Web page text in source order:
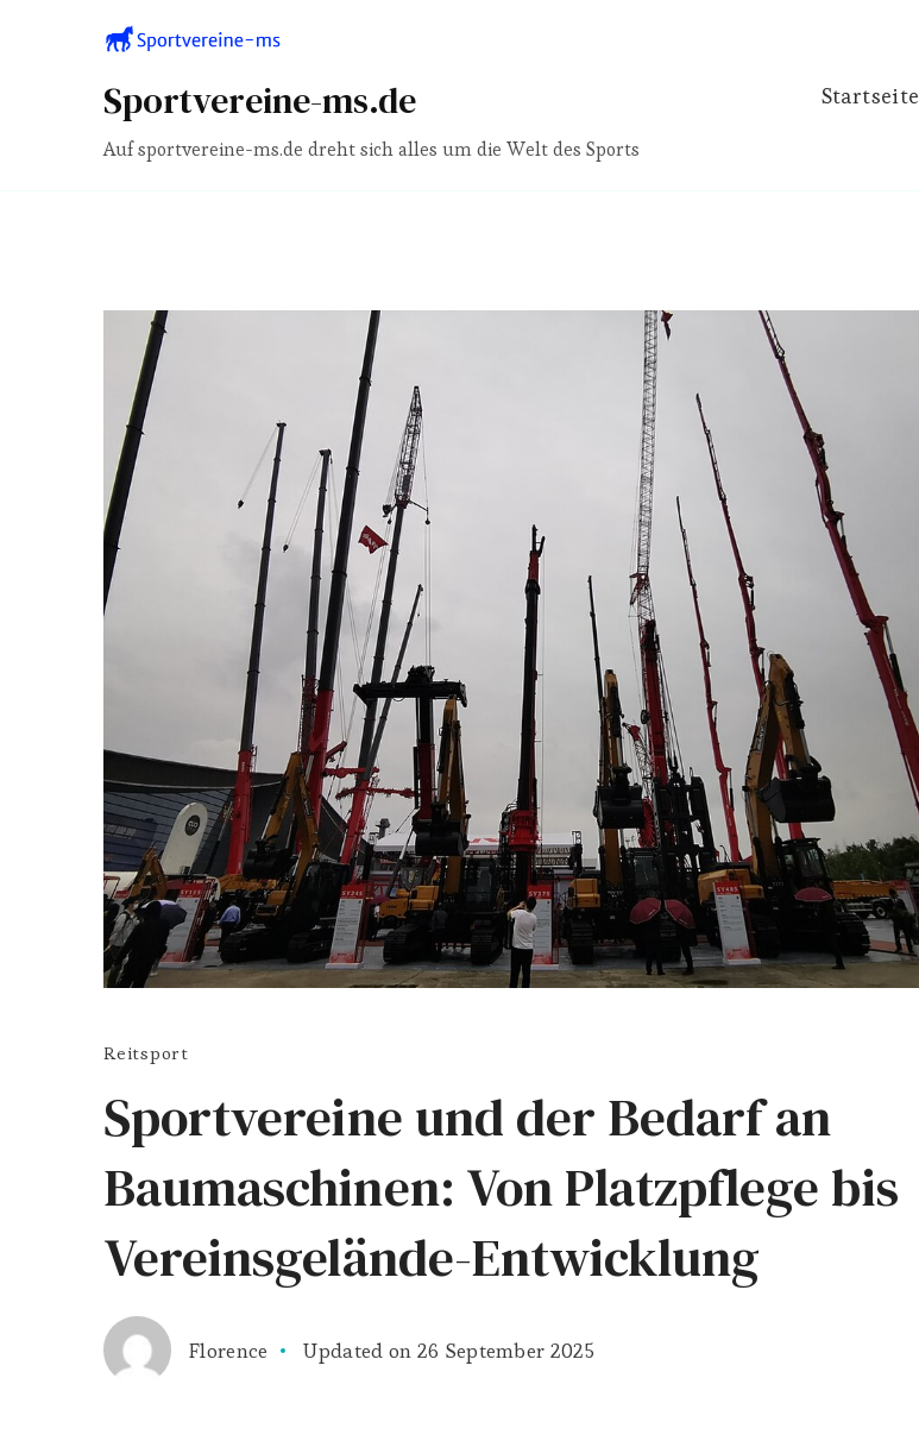
Sportvereine-ms.de
Auf sportvereine-ms.de dreht sich alles um die Welt des Sports
Startseite
Reitsport
Sportvereine und der Bedarf an
Baumaschinen: Von Platzpflege bis
Vereinsgelände-Entwicklung
Florence Updated on 26 September 2025